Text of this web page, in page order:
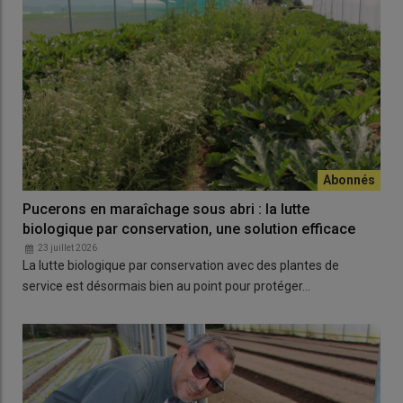
Pucerons en maraîchage sous abri : la lutte
biologique par conservation, une solution efficace
23 juillet 2026
La lutte biologique par conservation avec des plantes de
service est désormais bien au point pour protéger…